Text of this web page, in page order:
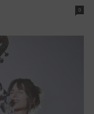
0